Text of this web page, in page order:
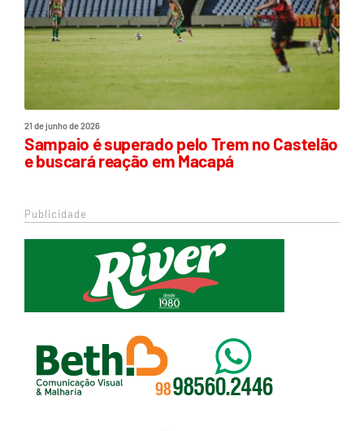
21 de junho de 2026
Sampaio é superado pelo Trem no Castelão
e buscará reação em Macapá
Publicidade